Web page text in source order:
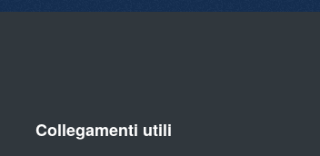
Collegamenti utili